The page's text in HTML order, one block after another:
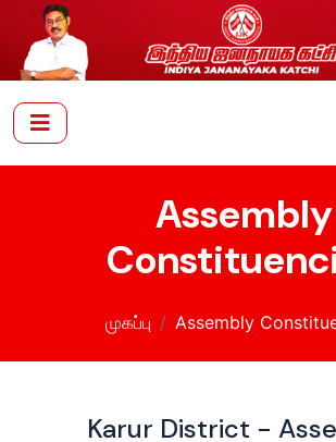
Assembly
முகப்பு Assembly
Karur District -